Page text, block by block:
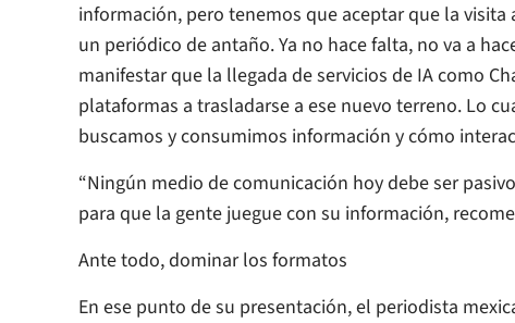
información, pero tenemos que aceptar que la
un periódico de antaño. Ya no hace falta, no va a
manifestar que la llegada de servicios de IA como
plataformas a trasladarse a ese nuevo terreno. Lo
buscamos y consumimos información y cómo
“Ningún medio de comunicación hoy debe ser
para que la gente juegue con su información,
Ante todo, dominar los formatos
En ese punto de su presentación, el periodista